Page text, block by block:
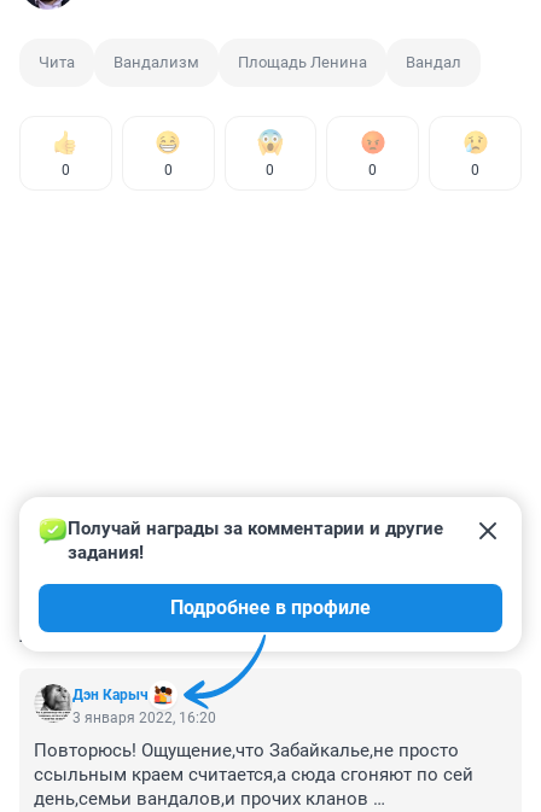
Чита Вандализм Площадь Ленина Вандал
0 0 0 0 0
КОММЕНТАРИИ 33
Дэн Карыч
Получай награды за комментарии и другие
задания!
Подробнее в профиле
3 января 2022, 16:20
Повторюсь! Ощущение,что Забайкалье,не просто
ссыльным краем считается,а сюда сгоняют по сей
день,семьи вандалов,и прочих кланов